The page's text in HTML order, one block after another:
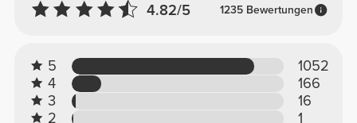
4.82/5 1235 Bewertungen
5
1052
4
166
3
16
2
1